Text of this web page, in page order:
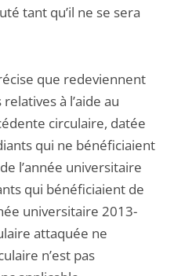
tant qu’il ne se sera
que redeviennent
à l’aide au
circulaire, datée
qui ne bénéficiaient
l’année universitaire
qui bénéficiaient de
universitaire 2013-
attaquée ne
n’est pas